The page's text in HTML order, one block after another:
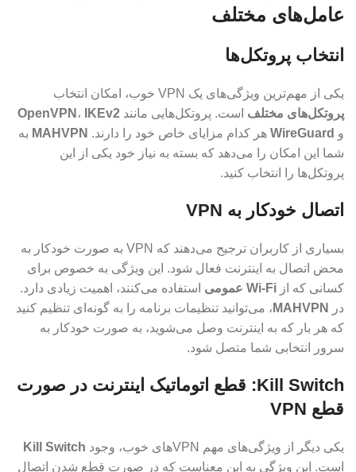
عامل‌های مختلف
انتخاب پروتکل‌ها
یکی از مهم‌ترین ویژگی‌های یک VPN خوب، امکان انتخاب
پروتکل‌های مختلف است. پروتکل‌هایی مانند OpenVPN ،
IKEv2
و WireGuard هر کدام مزایای خاص خود را دارند. MAHVPN به
شما این امکان را می‌دهد که بسته به نیاز خود یکی از این
پروتکل‌ها را انتخاب کنید.
اتصال خودکار به VPN
بسیاری از کاربران ترجیح می‌دهند که VPN به صورت خودکار به
محض اتصال به اینترنت فعال شود. این ویژگی به خصوص برای
کسانی که از Wi-Fi عمومی
استفاده می‌کنند، اهمیت زیادی دارد.
در
MAHVPN ، می‌توانید تنظیمات برنامه را به گونه‌ای تنظیم کنید
که هر بار که به اینترنت وصل می‌شوید، به صورت خودکار به
سرور انتخابی شما متصل شود.
Kill Switch: قطع اتوماتیک اینترنت در صورت
قطع VPN
یکی دیگر از ویژگی‌های مهم VPN‌های خوب، وجود
Kill Switch
است. این ویژگی به این معناست که در صورت قطع شدن اتصال